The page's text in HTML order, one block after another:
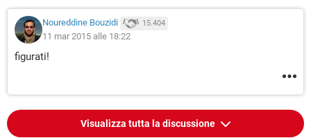
Noureddine Bouzidi 15.404
11 mar 2015 alle 18:22
figurati!
Visualizza tutta la discussione